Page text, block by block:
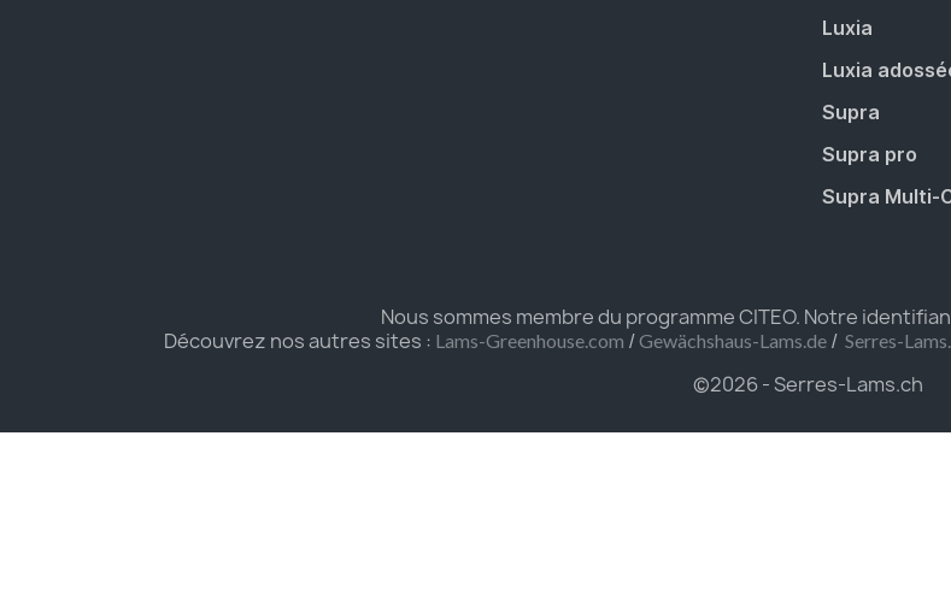
Luxia
Luxia
Supra
Supra pro
Supra Multi-
Nous sommes membre du programme CITEO. Notre
Découvrez nos autres sites : Lams-Greenhouse.com /Gewächshaus-Lams.de/ Serres-
©2026 - Serres-Lams.ch